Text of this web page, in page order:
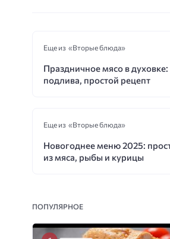
Еще из «Вторые блюда»
Праздничное мясо в духовке:
подлива, простой рецепт
Еще из «Вторые блюда»
Новогоднее меню 2025:
из мяса, рыбы и курицы
ПОПУЛЯРНОЕ